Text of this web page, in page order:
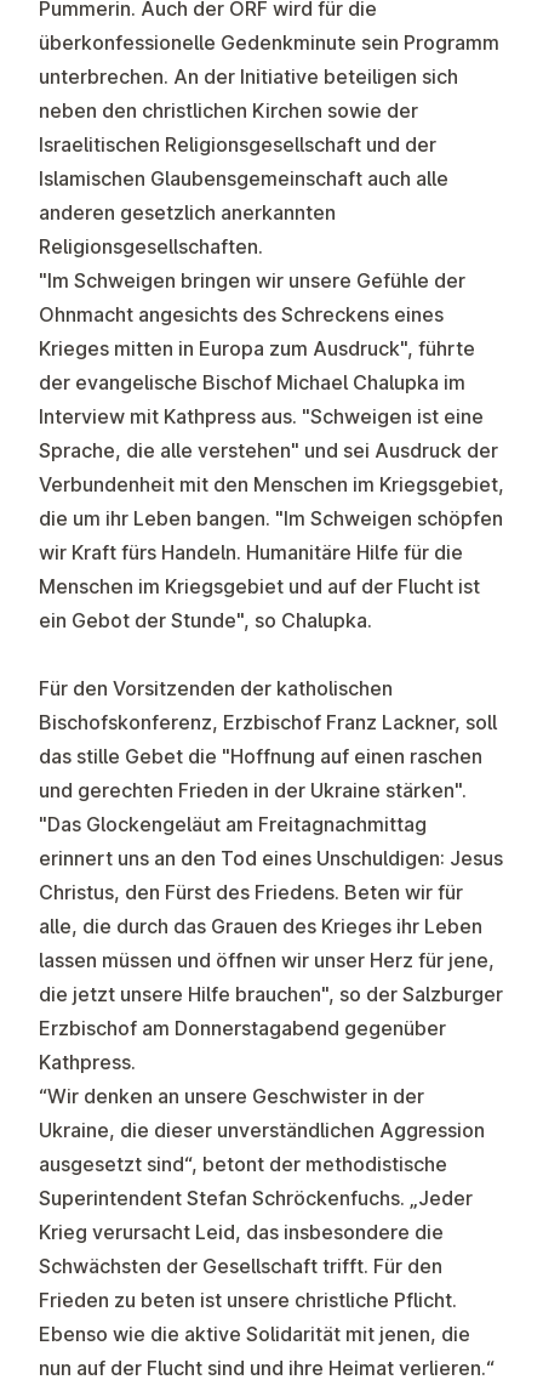
Pummerin. Auch der ORF wird für die
überkonfessionelle Gedenkminute sein Programm
unterbrechen. An der Initiative beteiligen sich
neben den christlichen Kirchen sowie der
Israelitischen Religionsgesellschaft und der
Islamischen Glaubensgemeinschaft auch alle
anderen gesetzlich anerkannten
Religionsgesellschaften.
"Im Schweigen bringen wir unsere Gefühle der
Ohnmacht angesichts des Schreckens eines
Krieges mitten in Europa zum Ausdruck", führte
der evangelische Bischof Michael Chalupka im
Interview mit Kathpress aus. "Schweigen ist eine
Sprache, die alle verstehen" und sei Ausdruck der
Verbundenheit mit den Menschen im Kriegsgebiet,
die um ihr Leben bangen. "Im Schweigen schöpfen
wir Kraft fürs Handeln. Humanitäre Hilfe für die
Menschen im Kriegsgebiet und auf der Flucht ist
ein Gebot der Stunde", so Chalupka.
Für den Vorsitzenden der katholischen
Bischofskonferenz, Erzbischof Franz Lackner, soll
das stille Gebet die "Hoffnung auf einen raschen
und gerechten Frieden in der Ukraine stärken".
"Das Glockengeläut am Freitagnachmittag
erinnert uns an den Tod eines Unschuldigen: Jesus
Christus, den Fürst des Friedens. Beten wir für
alle, die durch das Grauen des Krieges ihr Leben
lassen müssen und öffnen wir unser Herz für jene,
die jetzt unsere Hilfe brauchen", so der Salzburger
Erzbischof am Donnerstagabend gegenüber
Kathpress.
“Wir denken an unsere Geschwister in der
Ukraine, die dieser unverständlichen Aggression
ausgesetzt sind“, betont der methodistische
Superintendent Stefan Schröckenfuchs. „Jeder
Krieg verursacht Leid, das insbesondere die
Schwächsten der Gesellschaft trifft. Für den
Frieden zu beten ist unsere christliche Pflicht.
Ebenso wie die aktive Solidarität mit jenen, die
nun auf der Flucht sind und ihre Heimat verlieren.“